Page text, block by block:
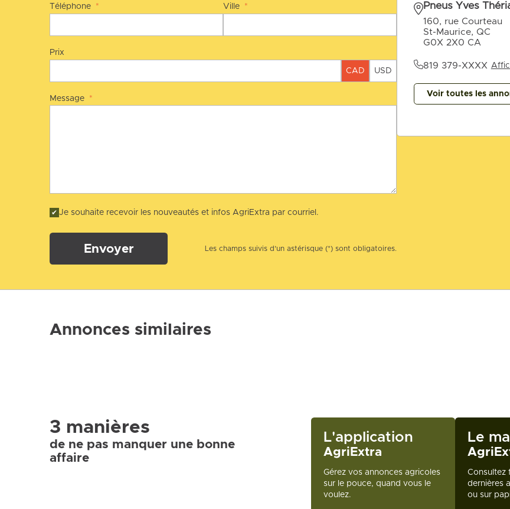
Téléphone * Ville *
Prix
CAD USD
Message *
Je souhaite recevoir les nouveautés et infos AgriExtra par courriel.
Envoyer Les champs suivis d’un astérisque (*) sont obligatoires.
Pneus Yves
160, rue Courteau
St-Maurice, QC
G0X 2X0 CA
819 379-XXXX
Voir toutes les
Annonces similaires
3 manières
de ne pas manquer une bonne
affaire
L'application
AgriExtra
Gérez vos annonces agricoles
sur le pouce, quand vous le
voulez.
Le
Consultez
dernières
ou sur